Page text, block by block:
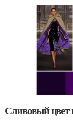
Сливовый цвет